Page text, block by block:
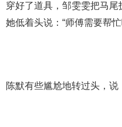
穿好了道具，邹雯雯把马尾
她低着头说：“师傅需要帮忙
陈默有些尴尬地转过头，说